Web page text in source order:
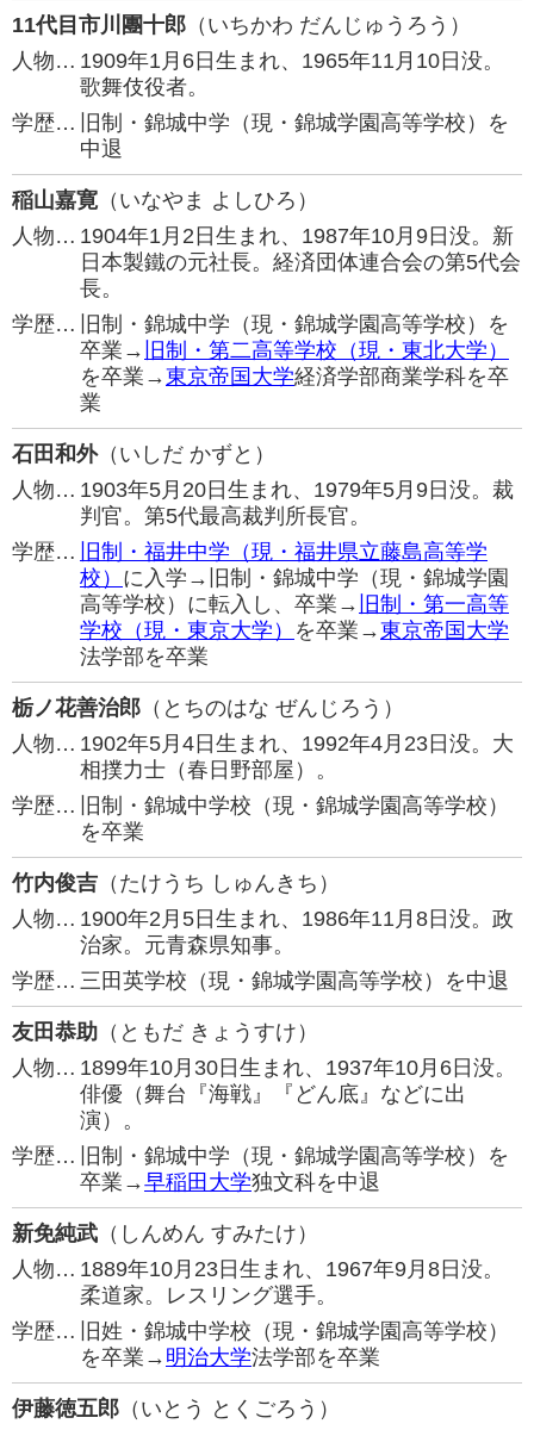
11代目市川團十郎 （いちかわ だんじゅうろう）
人物… 1909年1月6日生まれ、1965年11月10日没。
歌舞伎役者。
学歴…
旧制・錦城中学（現・錦城学園高等学校）を
中退
稲山嘉寛（いなやま よしひろ）
人物… 1904年1月2日生まれ、1987年10月9日没。新
日本製鐵の元社長。経済団体連合会の第5代会
長。
学歴…
旧制・錦城中学（現・錦城学園高等学校）を
卒業→ 旧制・第二高等学校（現・東北大学）
を卒業→東京帝国大学経済学部商業学科を卒
業
石田和外（いしだ かずと）
人物… 1903年5月20日生まれ、1979年5月9日没。裁
判官。第5代最高裁判所長官。
学歴…
旧制・福井中学（現・福井県立藤島高等学
校） に入学→旧制・錦城中学（現・錦城学園
高等学校）に転入し、卒業→ 旧制・第一高等
学校（現・東京大学） を卒業→東京帝国大学
法学部を卒業
栃ノ花善治郎 （とちのはな ぜんじろう）
人物… 1902年5月4日生まれ、1992年4月23日没。大
相撲力士（春日野部屋）。
学歴…
旧制・錦城中学校（現・錦城学園高等学校）
を卒業
竹内俊吉 （たけうち しゅんきち）
人物… 1900年2月5日生まれ、1986年11月8日没。政
治家。元青森県知事。
学歴… 三田英学校（現・錦城学園高等学校）を中退
友田恭助 （ともだ きょうすけ）
人物… 1899年10月30日生まれ、1937年10月6日没。
俳優（舞台『海戦』『どん底』などに出
演）。
学歴…
旧制・錦城中学（現・錦城学園高等学校）を
卒業→早稲田大学独文科を中退
新免純武 （しんめん すみたけ）
人物… 1889年10月23日生まれ、1967年9月8日没。
柔道家。レスリング選手。
学歴…
旧姓・錦城中学校（現・錦城学園高等学校）
を卒業→ 明治大学法学部を卒業
伊藤徳五郎 （いとう とくごろう）